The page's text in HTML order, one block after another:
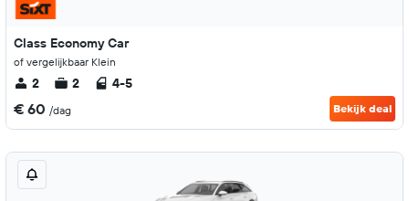
Class Economy Car
of vergelijkbaar Klein
2 2 4-5
€ 60 /dag Bekijk deal